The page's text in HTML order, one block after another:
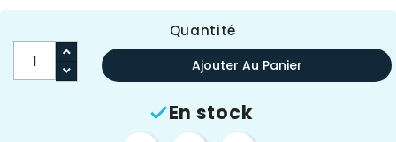
Quantité
Ajouter Au Panier
En stock